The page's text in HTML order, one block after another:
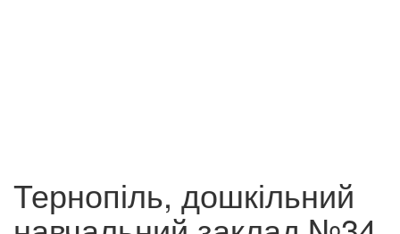
Тернопіль, дошкільний